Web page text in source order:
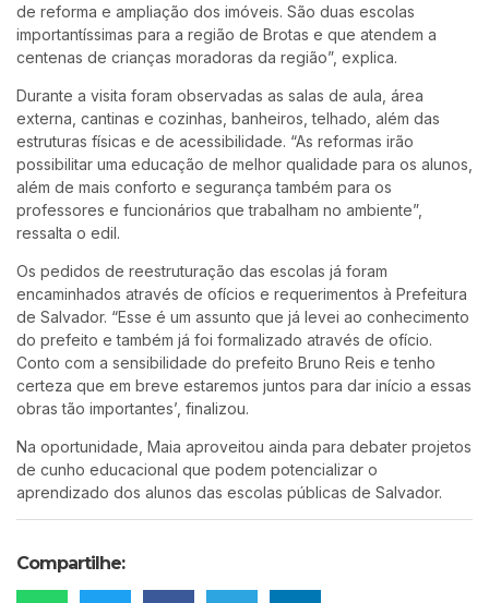
de reforma e ampliação dos imóveis. São duas escolas
importantíssimas para a região de Brotas e que atendem a
centenas de crianças moradoras da região”, explica.
Durante a visita foram observadas as salas de aula, área
externa, cantinas e cozinhas, banheiros, telhado, além das
estruturas físicas e de acessibilidade. “As reformas irão
possibilitar uma educação de melhor qualidade para os alunos,
além de mais conforto e segurança também para os
professores e funcionários que trabalham no ambiente”,
ressalta o edil.
Os pedidos de reestruturação das escolas já foram
encaminhados através de ofícios e requerimentos à Prefeitura
de Salvador. “Esse é um assunto que já levei ao conhecimento
do prefeito e também já foi formalizado através de ofício.
Conto com a sensibilidade do prefeito Bruno Reis e tenho
certeza que em breve estaremos juntos para dar início a essas
obras tão importantes’, finalizou.
Na oportunidade, Maia aproveitou ainda para debater projetos
de cunho educacional que podem potencializar o
aprendizado dos alunos das escolas públicas de Salvador.
Compartilhe: